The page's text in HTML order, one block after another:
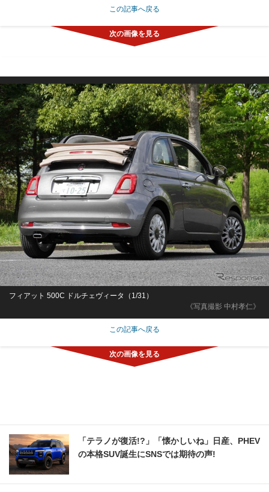
この記事へ戻る
《写真撮影 中村孝仁》
フィアット 500C ドルチェヴィータ（1/31）
この記事へ戻る
「テラノが復活!?」「懐かしいね」日産、PHEV
の本格SUV誕生にSNSでは期待の声!